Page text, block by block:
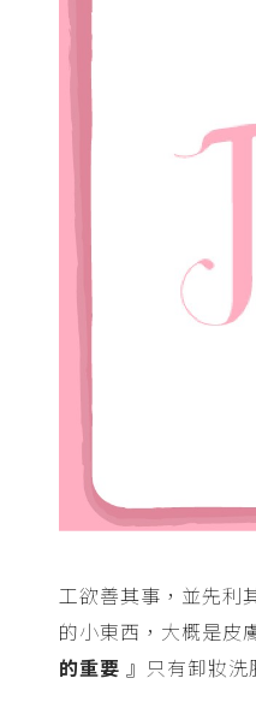
工欲善其事，並先利
的小東西，大概是皮
的重要 』只有卸妝洗